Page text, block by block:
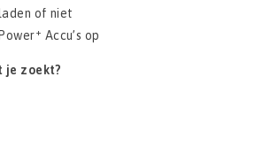
of niet
+ Accu’s op
je zoekt?